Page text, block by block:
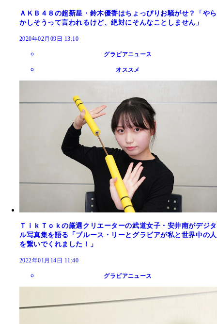
ＡＫＢ４８の超新星・鈴木優香はちょっぴりお騒がせ？「やら
かしそうって言われるけど、絶対にそんなことしません」
2020年02月09日 13:10
グラビアニュース
オススメ
ＴｉｋＴｏｋの厳選クリエーターの武道女子・安井南がデジタ
ル写真集を語る「ブルース・リーとグラビアが私と世界中の人
を繋いでくれました！」
2022年01月14日 11:40
グラビアニュース